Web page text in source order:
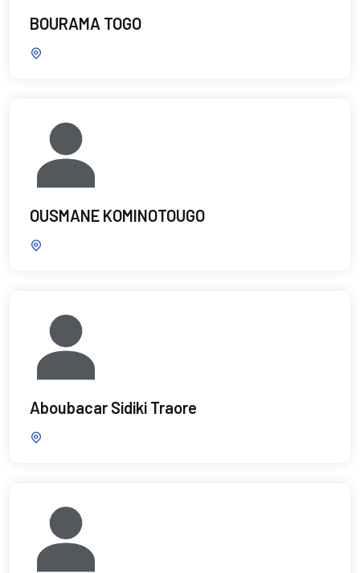
BOURAMA TOGO
OUSMANE KOMINOTOUGO
Aboubacar Sidiki Traore